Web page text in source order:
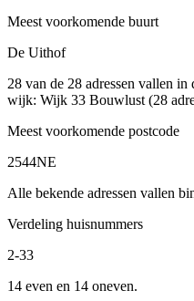
Meest voorkomende buurt
De Uithof
28 van de 28 adressen vallen
wijk: Wijk 33 Bouwlust (28
Meest voorkomende postcode
2544NE
Alle bekende adressen vallen
Verdeling huisnummers
2-33
14 even en 14 oneven.